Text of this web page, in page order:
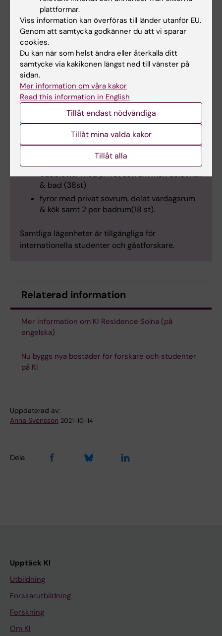
– Hittills är jag jättenöjd, jag gillar de gemensamma utrymmena och
designen, säger Collins Santhansamy. Foto: Stefan Zimmerman
Mer om KI Residence Solna
KI Residence Solna består av totalt 411 bäddar i
316 lägenheter. Det finns 4 lägenhetstyper:
studio med pentry (139 st)
studio med gemensamhetskök (120 st)
dubbletter med privat sovrum men delat kök
& bad (38st)
fyror med privat sovrum, delat vardagsrum
& kök samt 2 per badrum(18 st).
Samtliga lägenheter är tillgängliga för
internationella studenter och gästforskare.
Relaterad information
Mer information om KI Residence Solna (på
engelska)
Nu byggs nya bostäder för forskare och studenter
på KI
Uppdaterad av:
Anna Svensson 2021-10-14
Dela
Upptäck KI
Utbildning
Forskarutbildning
Forskning
Om KI
plattformar.
Viss information kan överföras till länder utanför EU.
Genom att samtycka godkänner du att vi sparar
cookies.
Du kan när som helst ändra eller återkalla ditt
samtycke via kakikonen längst ned till vänster på
sidan.
Mer information om våra kakor
Read this information in English
Tillåt endast nödvändiga
Tillåt mina valda kakor
Tillåt alla